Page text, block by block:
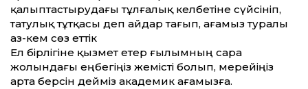
қалыптастырудағы тұлғалық келбетіне сүйсініп,
татулық тұтқасы деп айдар тағып, ағамыз туралы
аз-кем сөз еттік
Ел бірлігіне қызмет етер ғылымның сара
жолындағы еңбегіңіз жемісті болып, мерейіңіз
арта берсін дейміз академик ағамызға.